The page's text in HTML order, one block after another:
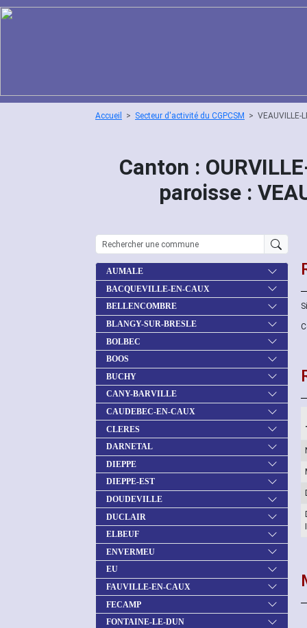
Accueil Secteur d'activité du CGPCSM VEAUVILLE-
Canton :
paroisse :
AUMALE
BACQUEVILLE-EN-CAUX
BELLENCOMBRE
BLANGY-SUR-BRESLE
BOLBEC
BOOS
BUCHY
CANY-BARVILLE
CAUDEBEC-EN-CAUX
CLERES
DARNETAL
DIEPPE
DIEPPE-EST
DOUDEVILLE
DUCLAIR
ELBEUF
ENVERMEU
EU
FAUVILLE-EN-CAUX
FECAMP
FONTAINE-LE-DUN